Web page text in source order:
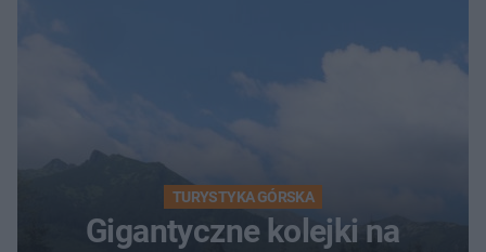
TURYSTYKA GÓRSKA
Gigantyczne kolejki na